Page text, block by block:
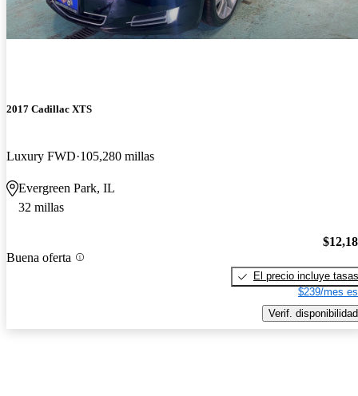
2017 Cadillac XTS
Luxury FWD 105,280 millas
Evergreen Park, IL
32 millas
Buena oferta
El precio incluye tasas
$239/mes
Verif. disponibilidad